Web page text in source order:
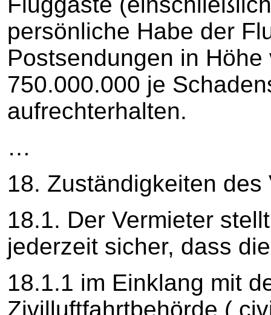
persönliche Habe der
Postsendungen in
750.000.000 je
aufrechterhalten.
…
18. Zuständigkeiten des
18.1. Der Vermieter
jederzeit sicher, dass
18.1.1 im Einklang mit
Zivilluftfahrtbehörde (